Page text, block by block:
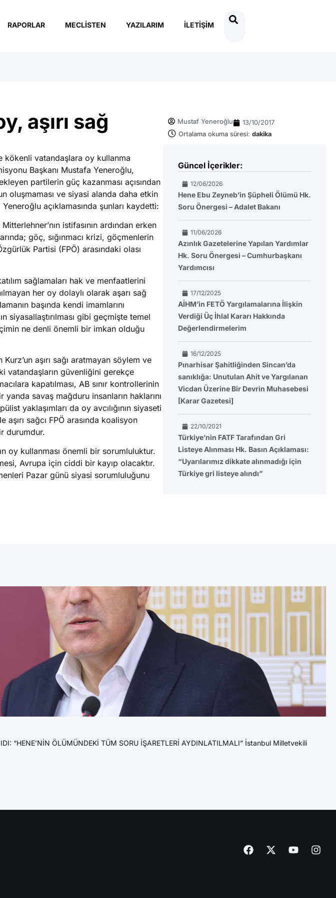
RAPORLAR MECLISTEN YAZILARIM İLETIŞIM
aşırı sağ
kökenli vatandaşlara oy kullanma
Başkanı Mustafa Yeneroğlu,
partilerin güç kazanması açısından
oluşmaması ve siyasi alanda daha etkin
açıklamasında şunları kaydetti:
istifasının ardından erken
göç, sığınmacı krizi, göçmenlerin
Partisi (FPÖ) arasındaki olası
sağlamaları hak ve menfaatlerini
her oy dolaylı olarak aşarı sağ
başında kendi imamlarını
siyasallaştırılması gibi geçmişte temel
ne denli önemli bir imkan olduğu
aşırı sağı aratmayan söylem ve
vatandaşların güvenliğini gerekçe
kapatılması, AB sınır kontrollerinin
yanda savaş mağduru insanların haklarını
yaklaşımları da oy avcılığının siyaseti
sağcı FPÖ arasında koalisyon
durumdur.
oy kullanması önemli bir sorumluluktur.
Avrupa için ciddi bir kayıp olacaktır.
Pazar günü siyasi sorumluluğunu
Mustaf Yeneroğlu 13/10/2017
Ortalama okuma süresi: dakika
Güncel İçerikler:
12/06/2026
Hene Ebu Zeyneb’in Şüpheli Ölümü Hk.
Soru Önergesi – Adalet Bakanı
11/06/2026
Azınlık Gazetelerine Yapılan Yardımlar
Hk. Soru Önergesi – Cumhurbaşkanı
Yardımcısı
17/12/2025
AİHM’in FETÖ Yargılamalarına İlişkin
Verdiği Üç İhlal Kararı Hakkında
Değerlendirmelerim
16/12/2025
Pınarhisar Şahitliğinden Sincan’da
sanıklığa: Unutulan Ahit ve Yargılanan
Vicdan Üzerine Bir Devrin Muhasebesi
[Karar Gazetesi]
22/10/2021
Türkiye’nin FATF Tarafından Gri
Listeye Alınması Hk. Basın Açıklaması:
“Uyarılarımız dikkate alınmadığı için
Türkiye gri listeye alındı”
“HENE’NİN ÖLÜMÜNDEKİ TÜM SORU İŞARETLERİ AYDINLATILMALI” İstanbul Milletvekili